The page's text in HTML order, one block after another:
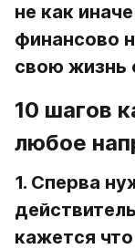
не как
финансово
свою жизнь
10 шагов
любое
1. Сперва
кажется